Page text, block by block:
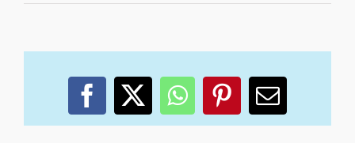
Facebook
X WhatsApp
PinterestCorreo